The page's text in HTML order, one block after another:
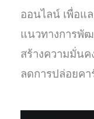
ออนไลน์ เพื่อแ
แนวทางการพัฒ
สร้างความมั่น
ลดการปล่อยค